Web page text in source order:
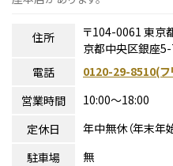
住所 〒104-0061 東京
京都中央区銀座
電話
0120-29-8510(フ
営業時間
10:00〜18:00
定休日
年中無休（年末年
駐車場
無